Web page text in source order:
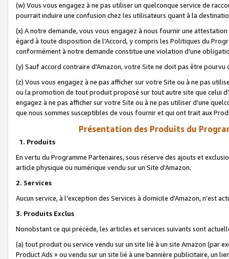
(w) Vous vous engagez à ne pas utiliser un quelconque service de
pourrait induire une confusion chez les utilisateurs quant à la
(x) A notre demande, vous vous engagez à nous fournir une
égard à toute disposition de l'Accord, y compris les Politiques du
conformément à notre demande constitue une violation d'une
(y) Sauf accord contraire d'Amazon, votre Site ne doit pas être
(z) Vous vous engagez à ne pas afficher sur votre Site ou à ne pas
ou la promotion de tout produit proposé sur tout autre site que celui
engagez à ne pas afficher sur votre Site ou à ne pas utiliser d’une
que nous sommes susceptibles de vous fournir et qui ont trait aux
Présentation des Produits du
1. Produits
En vertu du Programme Partenaires, sous réserve des ajouts et
article physique ou numérique vendu sur un Site d'Amazon.
2. Services
Aucun service, à l'exception des Services à domicile d'Amazon, n'est
3. Produits Exclus
Nonobstant ce qui précède, les articles et services suivants sont
(a) tout produit ou service vendu sur un site lié à un site Amazon (par
Product Ads » ou vendu sur un site lié à une bannière publicitaire, un